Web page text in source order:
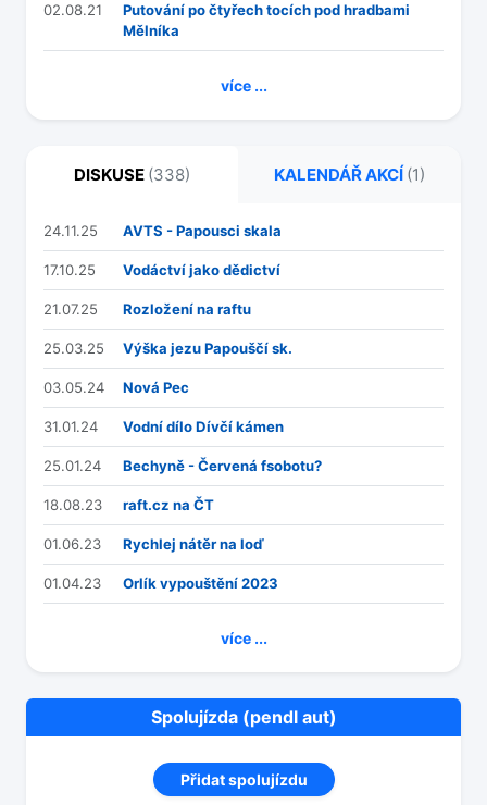
02.08.21
Putování po čtyřech tocích pod hradbami
Mělníka
více ...
DISKUSE (338) KALENDÁŘ AKCÍ (1)
24.11.25 AVTS - Papousci skala
17.10.25 Vodáctví jako dědictví
21.07.25 Rozložení na raftu
25.03.25 Výška jezu Papouščí sk.
03.05.24 Nová Pec
31.01.24 Vodní dílo Dívčí kámen
25.01.24 Bechyně - Červená fsobotu?
18.08.23 raft.cz na ČT
01.06.23 Rychlej nátěr na loď
01.04.23 Orlík vypouštění 2023
více ...
Spolujízda (pendl aut)
Přidat spolujízdu